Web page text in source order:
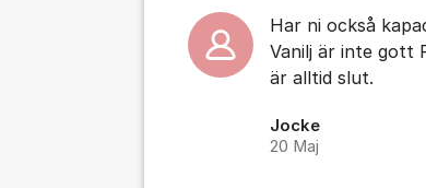
Har ni också
Vanilj är inte gott
är alltid slut.
Jocke
20 Maj